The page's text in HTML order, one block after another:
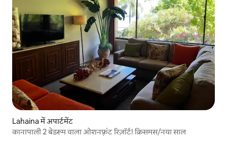
Lahaina में अपार्टमेंट
कानापाली 2 बेडरूम वाला ओशनफ़्रंट रिज़ॉर्ट! क्रिसमस/नया साल